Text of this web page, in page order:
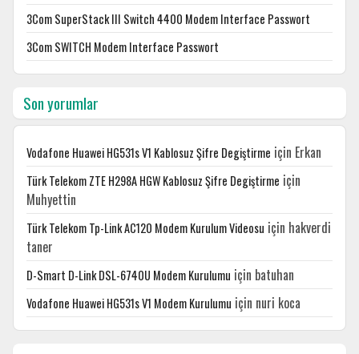
3Com SuperStack III Switch 4400 Modem Interface Passwort
3Com SWITCH Modem Interface Passwort
Son yorumlar
Vodafone Huawei HG531s V1 Kablosuz Şifre Degiştirme için Erkan
Türk Telekom ZTE H298A HGW Kablosuz Şifre Degiştirme için
Muhyettin
Türk Telekom Tp-Link AC120 Modem Kurulum Videosu için hakverdi
taner
D-Smart D-Link DSL-6740U Modem Kurulumu için batuhan
Vodafone Huawei HG531s V1 Modem Kurulumu için nuri koca